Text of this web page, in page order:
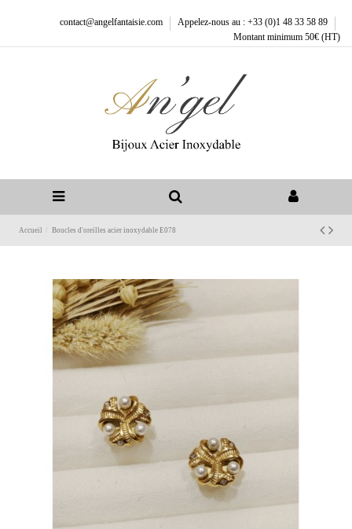
contact@angelfantaisie.com
Appelez-nous au : +33 (0)1 48 33 58 89
Montant minimum 50€ (HT)
Accueil Boucles d'oreilles acier inoxydable E078